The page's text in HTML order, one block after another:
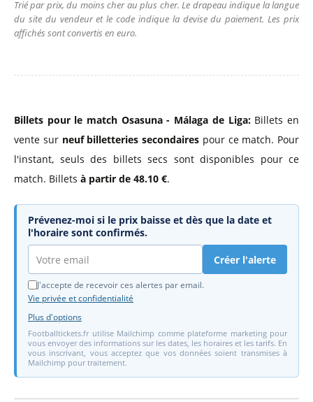
Trié par prix, du moins cher au plus cher. Le drapeau indique la langue
du site du vendeur et le code indique la devise du paiement. Les prix
affichés sont convertis en euro.
Billets pour le match Osasuna - Málaga de Liga:Billets en
vente sur neuf billetteries secondaires pour ce match. Pour
l'instant, seuls des billets secs sont disponibles pour ce
match. Billets à partir de 48.10 €.
Prévenez-moi si le prix baisse et dès que la date et
l'horaire sont confirmés.
Créer l'alerte
J'accepte de recevoir ces alertes par email.
Vie privée et confidentialité
Plus d'options
Footballtickets.fr utilise Mailchimp comme plateforme marketing pour
vous envoyer des informations sur les dates, les horaires et les tarifs. En
vous inscrivant, vous acceptez que vos données soient transmises à
Mailchimp pour traitement.